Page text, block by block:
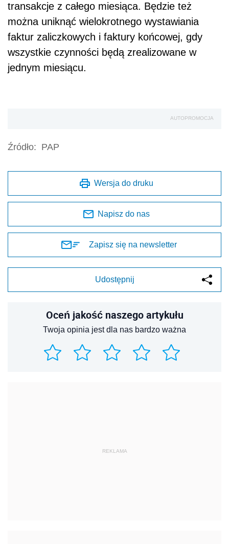
transakcje z całego miesiąca. Będzie też
można uniknąć wielokrotnego wystawiania
faktur zaliczkowych i faktury końcowej, gdy
wszystkie czynności będą zrealizowane w
jednym miesiącu.
AUTOPROMOCJA
Źródło: PAP
Wersja do druku
Napisz do nas
Zapisz się na newsletter
Udostępnij
Oceń jakość naszego artykułu
Twoja opinia jest dla nas bardzo ważna
REKLAMA